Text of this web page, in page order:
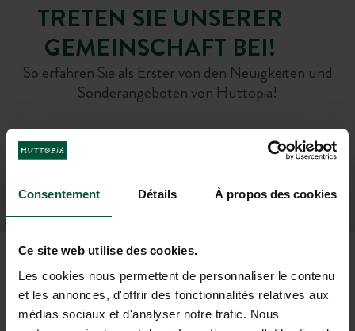
Consentement Détails À propos des cookies
Ce site web utilise des cookies.
Les cookies nous permettent de personnaliser le contenu
et les annonces, d'offrir des fonctionnalités relatives aux
médias sociaux et d'analyser notre trafic. Nous
TRETEN SIE UNSERER
GEMEINSCHAFT BEI!
So erfahren Sie als Erster von den Neuigkeiten und
Sonderangeboten von Huttopia!
MICH FÜR DEN NEWSLETTER ANMELDEN
HÄUFIG GESTELLTE FRAGEN
HILFE UND KONTAKT